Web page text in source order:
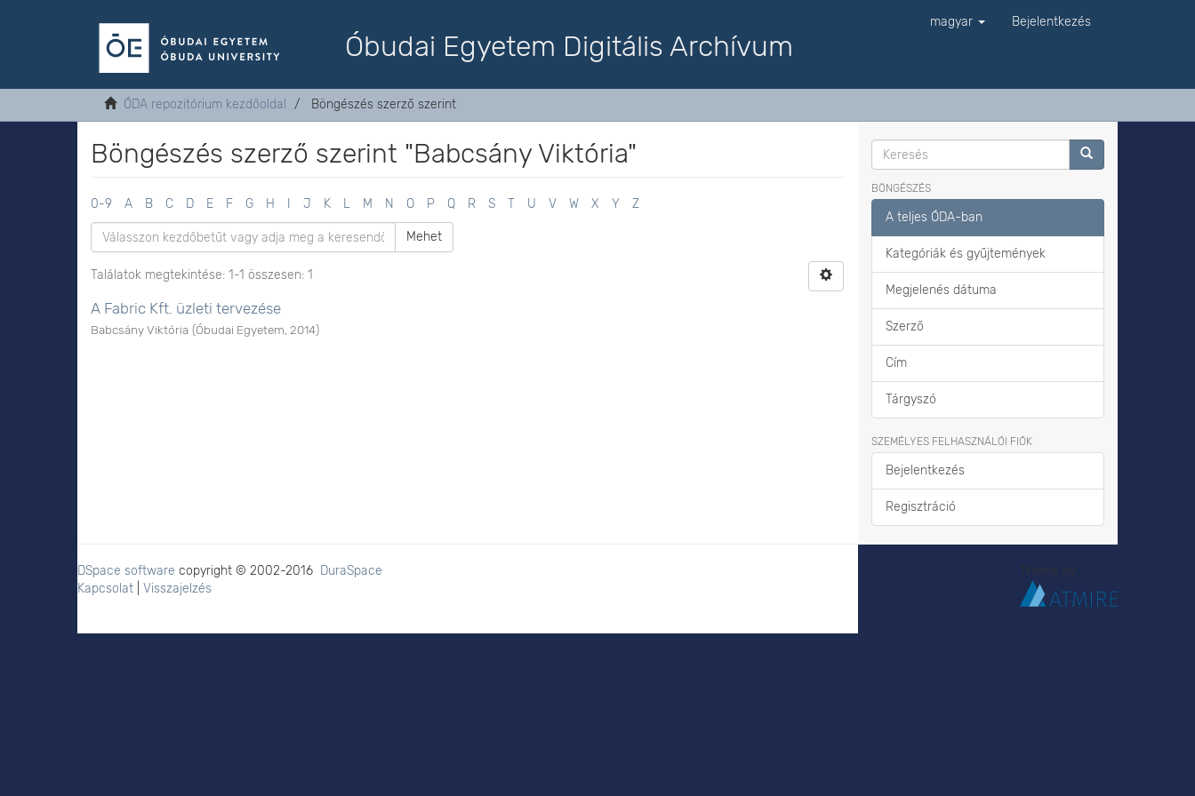
Óbudai Egyetem Digitális Archívum
magyar Bejelentkezés
ÓDA repozitórium kezdőoldal Böngészés szerző szerint
Böngészés szerző szerint "Babcsány Viktória"
0-9 A B C D E F G H J K L M N O P Q R S T U V W X Y Z
Mehet
Találatok megtekintése: 1-1 összesen: 1
A Fabric Kft. üzleti tervezése
Babcsány Viktória (Óbudai Egyetem 2014)
BÖNGÉSZÉS
A teljes ÓDA-ban
Kategóriák és gyűjtemények
Megjelenés dátuma
Szerző
Cím
Tárgyszó
SZEMÉLYES FELHASZNÁLÓI FIÓK
Bejelentkezés
Regisztráció
DSpace software copyright © 2002-2016 DuraSpace
Kapcsolat
Visszajelzés
Theme by